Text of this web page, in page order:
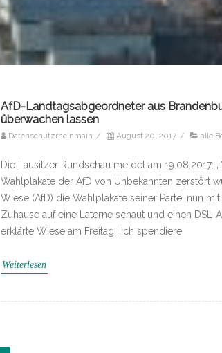
AfD-Landtagsabgeordneter aus
überwachen lassen
Datenschutzrheinmain / August 20, 2017 / alle
Die Lausitzer Rundschau meldet am 19.08.2017:
Wahlplakate der AfD von Unbekannten zerstört
Wiese (AfD) die Wahlplakate seiner Partei nun
Zuhause auf eine Laterne schaut und einen DSL-
erklärte Wiese am Freitag. ‚Ich spendiere
Weiterlesen